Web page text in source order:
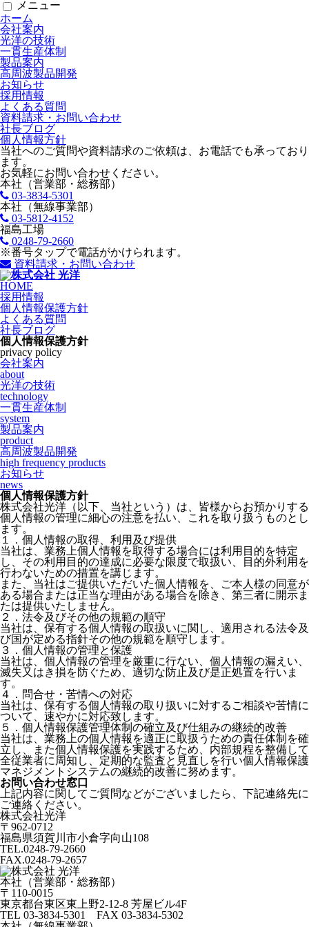
メニュー
ホーム
会社案内
光洋の技術
一貫生産体制
製品案内
高周波製品開発
お知らせ
採用情報
よくある質問
資料請求・お問い合わせ
社長ブログ
個人情報方針
当社へのご質問や資料請求のご依頼は、お電話でも承っており
ます。
お気軽にお問い合わせください。
本社（営業部・総務部）
03-3834-5301
本社（無線事業部）
03-5812-4152
福島工場
0248-79-2660
※番号タップで電話がかけられます。
資料請求・お問い合わせ
HOME
採用情報
個人情報保護方針
よくある質問
社長ブログ
個人情報保護方針
privacy policy
会社案内
about
光洋の技術
technology
一貫生産体制
system
製品案内
product
高周波製品開発
high frequency products
お知らせ
news
個人情報保護方針
株式会社光洋（以下、当社という）は、皆様からお預かりする
個人情報の管理に細心の注意を払い、これを取り扱うものとし
ます。
１．個人情報の取得、利用及び提供
当社は、業務上個人情報を取得する場合には利用目的を特定
し、その利用目的の達成に必要な限度で取扱い、目的外利用を
行わないための措置を講じます。
また、当社はご提供いただいた個人情報を、ご本人様の同意が
ある場合または正当な理由がある場合を除き、第三者に開示ま
たは提供いたしません。
２．法令及びその他の規範の順守
当社は、保有する個人情報の取扱いに関し、適用される法令及
び国が定める指針その他の規範を順守します。
３．個人情報の管理と保護
当社は、個人情報の管理を厳重に行ない、個人情報の漏えい、
滅失又はき損を防ぐため、適切な防止及び是正処置を行いま
す。
４．問合せ・苦情への対応
当社は、保有する個人情報の取り扱いに対するご相談や苦情に
ついて、速やかに対応致します。
５．個人情報保護管理体制の確立及び仕組みの継続的改善
当社は、業務上の個人情報を適正に取扱うための責任体制を確
立し、また個人情報保護を実践するため、内部規程を整備して
全従業者に周知し、定期的な監査と見直しを行い個人情報保護
マネジメントシステムの継続的改善に努めます。
お問い合わせ窓口
上記内容に関してご質問などがございましたら、下記連絡先に
ご連絡ください。
株式会社光洋
〒962-0712
福島県須賀川市小倉字向山108
TEL.0248-79-2660
FAX.0248-79-2657
本社（営業部・総務部）
〒110-0015
東京都台東区東上野2-12-8 芳屋ビル4F
TEL 03-3834-5301 FAX 03-3834-5302